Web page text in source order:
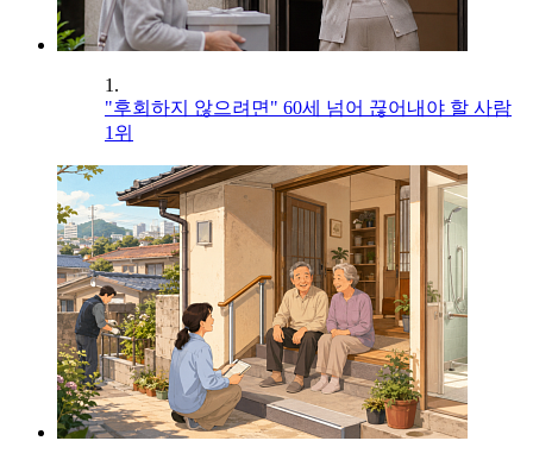
1.
"후회하지 않으려면" 60세 넘어 끊어내야 할 사람
1위